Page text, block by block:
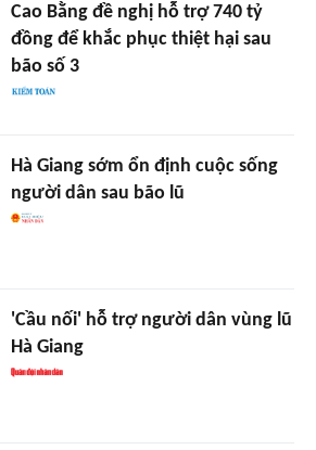
Cao Bằng đề nghị hỗ trợ 740 tỷ
đồng để khắc phục thiệt hại sau
bão số 3
Hà Giang sớm ổn định cuộc sống
người dân sau bão lũ
'Cầu nối' hỗ trợ người dân vùng lũ
Hà Giang